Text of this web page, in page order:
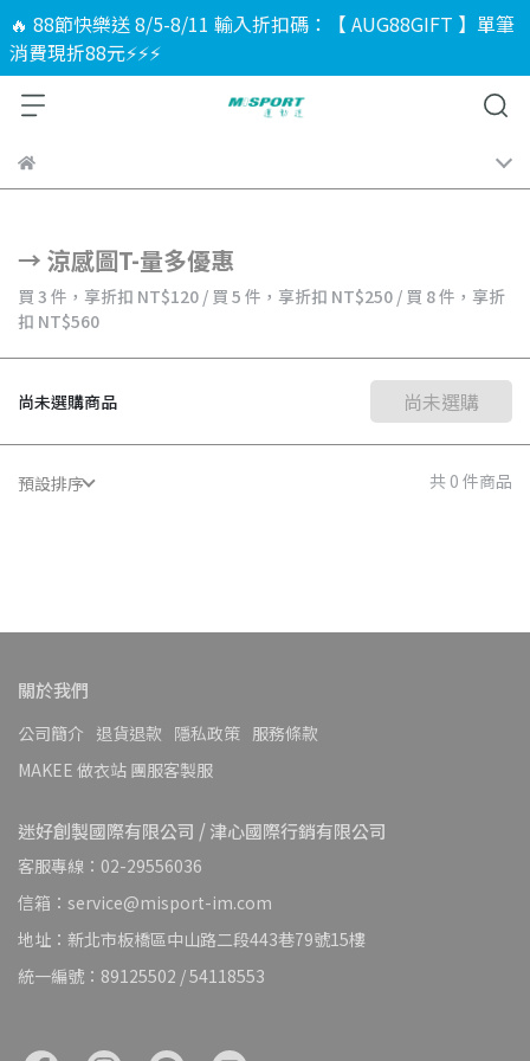
🔥 88節快樂送 8/5-8/11 輸入折扣碼：【 AUG88GIFT 】單筆
消費現折88元⚡⚡⚡
→ 涼感圖T-量多優惠
買 3 件， 享折扣 NT$120 / 買 5 件， 享折扣 NT$250 / 買 8 件， 享折
扣 NT$560
尚未選購商品 尚未選購
預設排序 共 0 件商品
關於我們
公司簡介 退貨退款 隱私政策 服務條款
MAKEE 做衣站 團服客製服
迷好創製國際有限公司 / 津心國際行銷有限公司
客服專線：02-29556036
信箱：service@misport-im.com
地址：新北市板橋區中山路二段443巷79號15樓
統一編號：89125502 / 54118553